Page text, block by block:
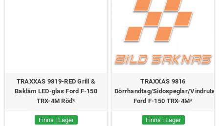
TRAXXAS 9819-RED Grill &
Bakläm LED-glas Ford F-150
TRX-4M Röd*
Finns i Lager
TRAXXAS 9816
Dörrhandtag/Sidospeglar/
Ford F-150 TRX-4M*
Finns i Lager